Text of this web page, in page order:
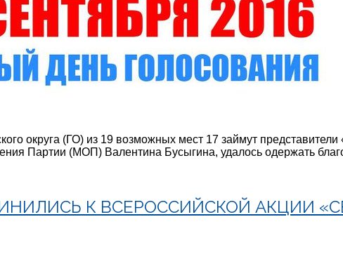
округа (ГО) из 19 возможных мест 17 займут
Партии (МОП) Валентина Бусыгина, удалось одержать
К ВСЕРОССИЙСКОЙ АКЦИИ